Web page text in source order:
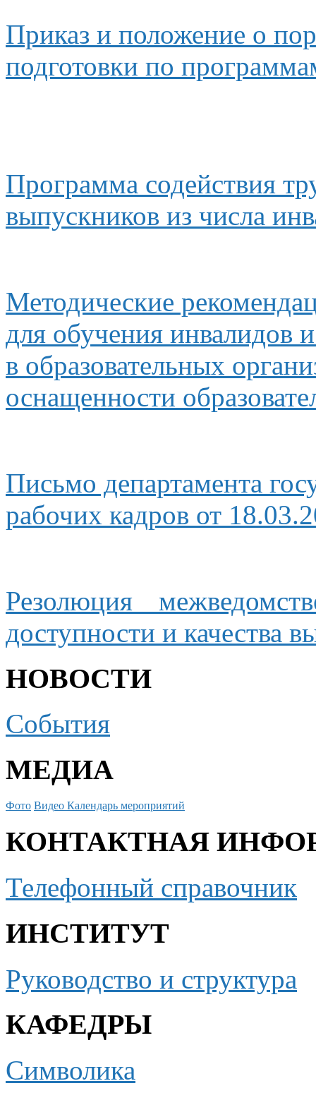
Приказ и положение о
подготовки по
Программа содействия
выпускников из числа
Методические
для обучения инвалидов
в образовательных
оснащенности
Письмо департамента
рабочих кадров от
Резолюция
доступности и качества
НОВОСТИ
События
МЕДИА
Фото Видео Календарь мероприятий
КОНТАКТНАЯ
Телефонный справочник
ИНСТИТУТ
Руководство и структура
КАФЕДРЫ
Символика